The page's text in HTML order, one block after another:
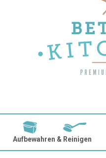
Aufbewahren & Reinigen